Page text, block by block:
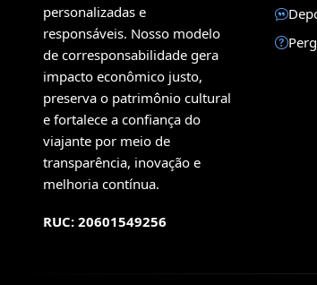
personalizadas e
responsáveis. Nosso modelo
de corresponsabilidade gera
impacto econômico justo,
preserva o patrimônio cultural
e fortalece a confiança do
viajante por meio de
transparência, inovação e
melhoria contínua.
RUC: 20601549256